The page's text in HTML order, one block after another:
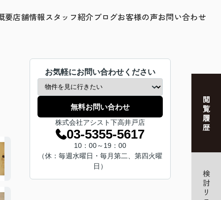
要店舗情報スタッフ紹介ブログお客様の声お問い合わせ
お気軽にお問い合わせください
無料お問い合わせ
株式会社アシスト下高井戸店
03-5355-5617
10：00～19：00
（休：毎週水曜日・毎月第二、第四火曜
日）